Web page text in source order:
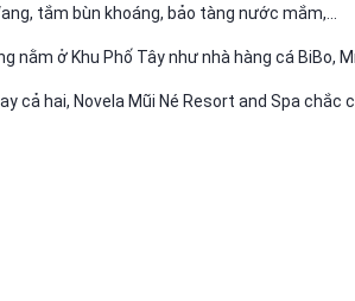
tắm bùn khoáng, bảo tàng nước mắm,…
nằm ở Khu Phố Tây như nhà hàng cá BiBo,
cả hai, Novela Mũi Né Resort and Spa